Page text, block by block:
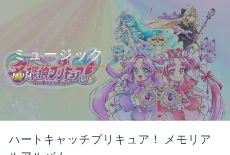
ミュージック
MUSIC
ハートキャッチプリキュア！ メモリア